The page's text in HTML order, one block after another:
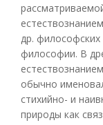
др. философских
философии. В
обычно
стихийно- и
природы как